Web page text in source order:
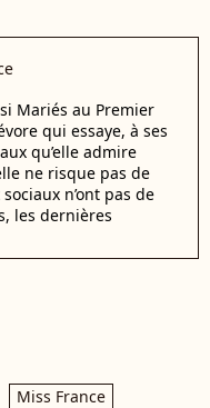
Mariés au Premier
qui essaye, à ses
qu’elle admire
ne risque pas de
n’ont pas de
les dernières
Miss France